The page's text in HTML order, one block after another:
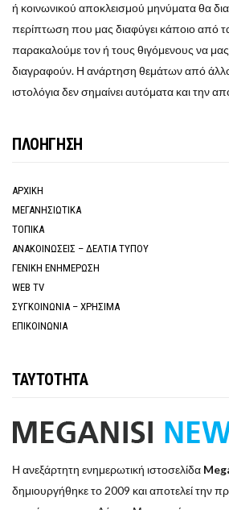
ή κοινωνικού αποκλεισμού μηνύματα θα
περίπτωση που μας διαφύγει κάποιο από
παρακαλούμε τον ή τους θιγόμενους να
διαγραφούν. Η ανάρτηση θεμάτων από
ιστολόγια δεν σημαίνει αυτόματα και την
ΠΛΟΗΓΗΣΗ
ΑΡΧΙΚΗ
ΜΕΓΑΝΗΣΙΩΤΙΚΑ
ΤΟΠΙΚΑ
ΑΝΑΚΟΙΝΩΣΕΙΣ – ΔΕΛΤΙΑ ΤΥΠΟΥ
ΓΕΝΙΚΗ ΕΝΗΜΕΡΩΣΗ
WEB TV
ΣΥΓΚΟΙΝΩΝΙΑ – ΧΡΗΣΙΜΑ
ΕΠΙΚΟΙΝΩΝΙΑ
ΤΑΥΤΟΤΗΤΑ
Η ανεξάρτητη ενημερωτική ιστοσελίδα
δημιουργήθηκε το 2009 και αποτελεί την